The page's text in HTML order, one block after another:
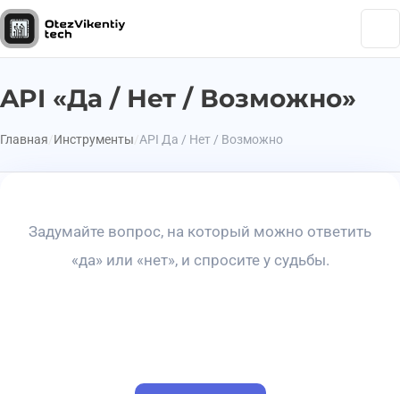
API «Да / Нет / Возможно»
Главная Инструменты API Да / Нет / Возможно
Задумайте вопрос, на который можно ответить
«да» или «нет», и спросите у судьбы.